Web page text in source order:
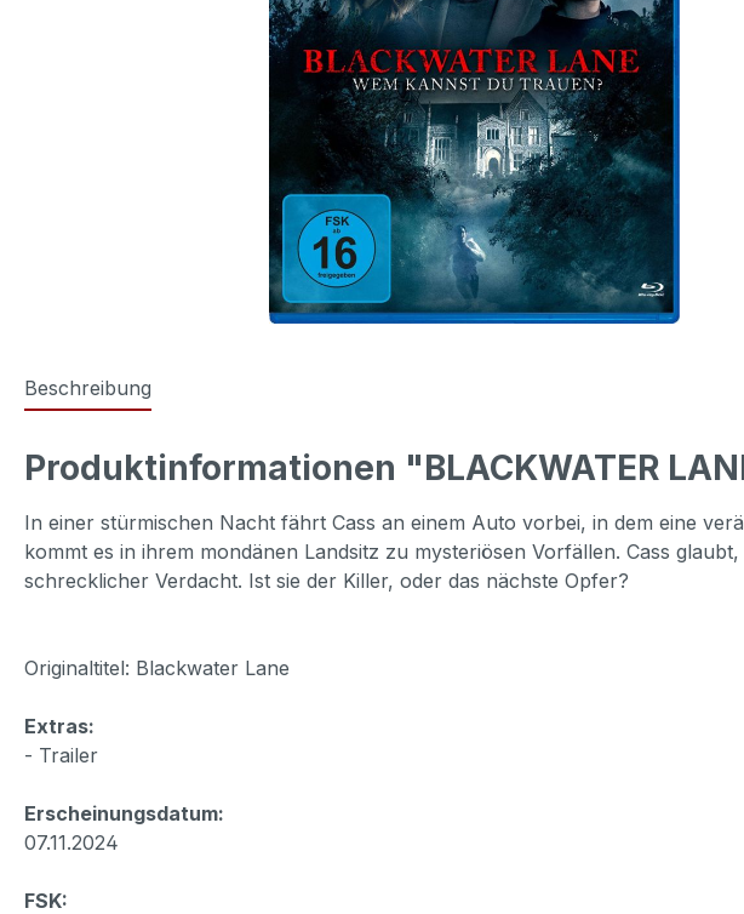
Beschreibung
Produktinformationen "BLACKWATER
In einer stürmischen Nacht fährt Cass an einem Auto vorbei, in dem eine
kommt es in ihrem mondänen Landsitz zu mysteriösen Vorfällen. Cass
schrecklicher Verdacht. Ist sie der Killer, oder das nächste Opfer?
Originaltitel: Blackwater Lane
Extras:
- Trailer
Erscheinungsdatum:
07.11.2024
FSK: